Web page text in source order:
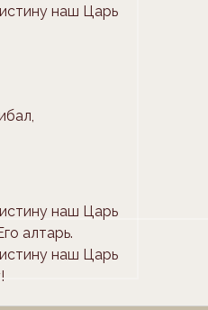
наш Царь
наш Царь
алтарь.
наш Царь